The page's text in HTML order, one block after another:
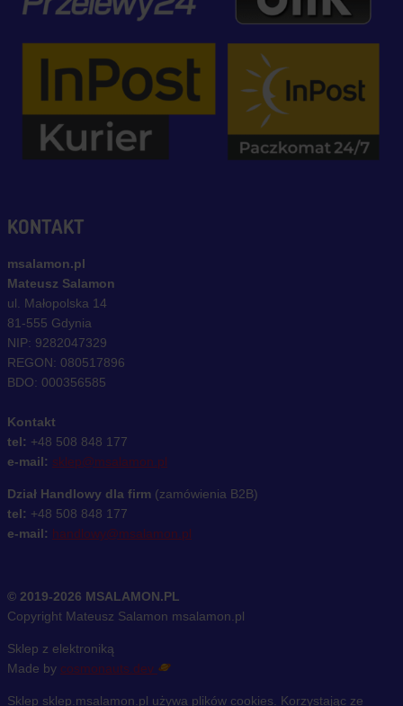
KONTAKT
msalamon.pl
Mateusz Salamon
ul. Małopolska 14
81-555 Gdynia
NIP: 9282047329
REGON: 080517896
BDO: 000356585
Kontakt
tel: +48 508 848 177
e-mail: sklep@msalamon.pl
Dział Handlowy dla firm (zamówienia B2B)
tel: +48 508 848 177
e-mail: handlowy@msalamon.pl
© 2019-2026 MSALAMON.PL
Copyright Mateusz Salamon msalamon.pl
Sklep z elektroniką
Made by cosmonauts.dev
Sklep sklep.msalamon.pl używa plików cookies. Korzystając ze